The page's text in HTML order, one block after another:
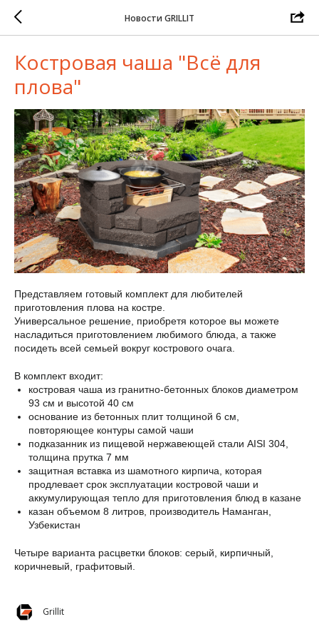
Новости GRILLIT
Костровая чаша "Всё для
плова"
Представляем готовый комплект для любителей
приготовления плова на костре.
Универсальное решение, приобретя которое вы можете
насладиться приготовлением любимого блюда, а также
посидеть всей семьей вокруг кострового очага.
В комплект входит:
костровая чаша из гранитно-бетонных блоков диаметром
93 см и высотой 40 см
основание из бетонных плит толщиной 6 см,
повторяющее контуры самой чаши
подказанник из пищевой нержавеющей стали AISI 304,
толщина прутка 7 мм
защитная вставка из шамотного кирпича, которая
продлевает срок эксплуатации костровой чаши и
аккумулирующая тепло для приготовления блюд в казане
казан объемом 8 литров, производитель Наманган,
Узбекистан
Четыре варианта расцветки блоков: серый, кирпичный,
коричневый, графитовый.
Grillit